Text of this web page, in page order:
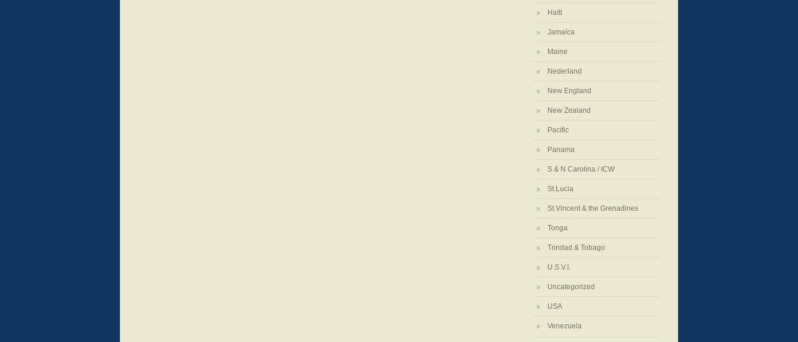
Haïti
Jamaíca
Maine
Nederland
New England
New Zealand
Pacific
Panama
S & N Carolina / ICW
St.Lucia
St.Vincent & the Grenadines
Tonga
Trindad & Tobago
U.S.V.I.
Uncategorized
USA
Venezuela